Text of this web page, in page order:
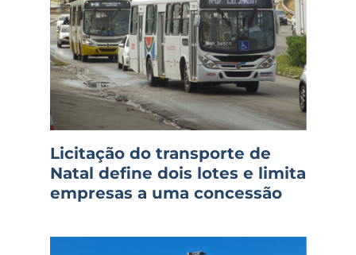
Licitação do transporte de
Natal define dois lotes e limita
empresas a uma concessão